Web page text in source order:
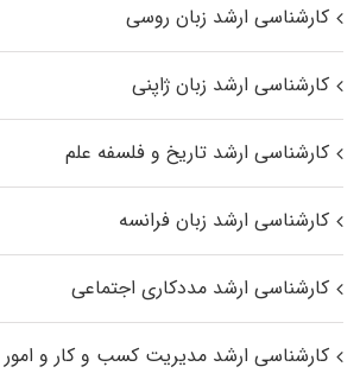
کارشناسی ارشد زبان روسی
کارشناسی ارشد زبان ژاپنی
کارشناسی ارشد تاریخ و فلسفه علم
کارشناسی ارشد زبان فرانسه
کارشناسی ارشد مددکاری اجتماعی
کارشناسی ارشد مدیریت کسب و کار و